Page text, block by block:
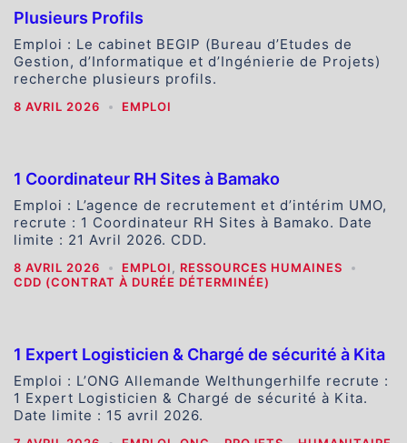
Plusieurs Profils
Emploi : Le cabinet BEGIP (Bureau d’Etudes de
Gestion, d’Informatique et d’Ingénierie de Projets)
recherche plusieurs profils.
8 AVRIL 2026 EMPLOI
1 Coordinateur RH Sites à Bamako
Emploi : L’agence de recrutement et d’intérim UMO,
recrute : 1 Coordinateur RH Sites à Bamako. Date
limite : 21 Avril 2026. CDD.
8 AVRIL 2026 EMPLOI , RESSOURCES HUMAINES
CDD (CONTRAT À DURÉE DÉTERMINÉE)
1 Expert Logisticien & Chargé de sécurité à Kita
Emploi : L’ONG Allemande Welthungerhilfe recrute :
1 Expert Logisticien & Chargé de sécurité à Kita.
Date limite : 15 avril 2026.